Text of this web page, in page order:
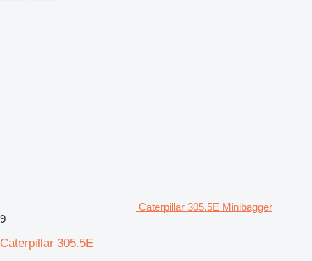
Caterpillar 305.5E Minibagger
9
Caterpillar 305.5E